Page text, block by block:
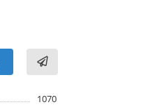
1070